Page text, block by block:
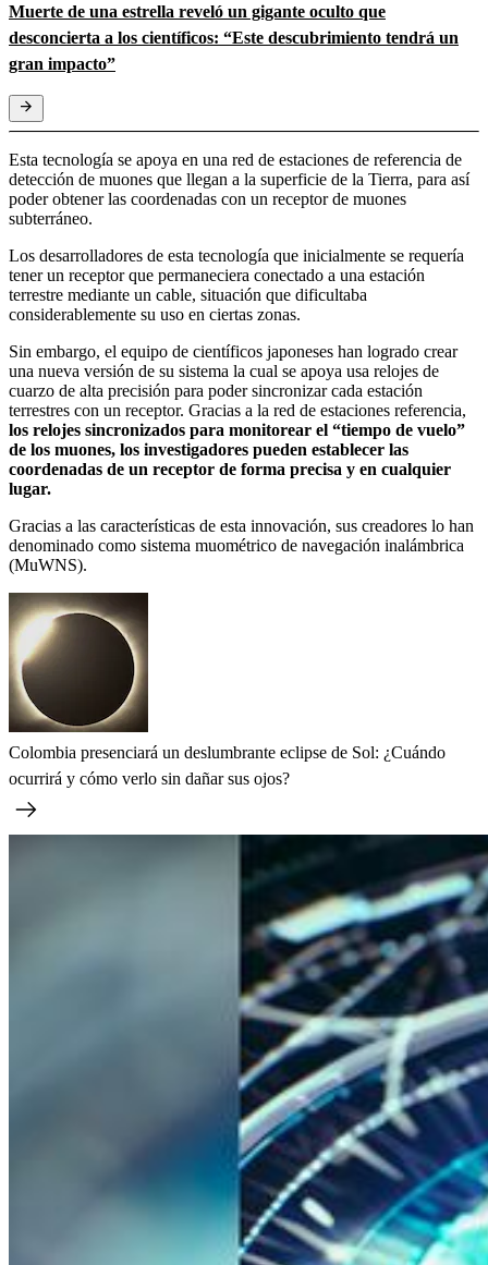
Muerte de una estrella reveló un gigante oculto que
desconcierta a los científicos: “Este descubrimiento tendrá un
gran impacto”
Esta tecnología se apoya en una red de estaciones de referencia de
detección de muones que llegan a la superficie de la Tierra, para así
poder obtener las coordenadas con un receptor de muones
subterráneo.
Los desarrolladores de esta tecnología que inicialmente se requería
tener un receptor que permaneciera conectado a una estación
terrestre mediante un cable, situación que dificultaba
considerablemente su uso en ciertas zonas.
Sin embargo, el equipo de científicos japoneses han logrado crear
una nueva versión de su sistema la cual se apoya usa relojes de
cuarzo de alta precisión para poder sincronizar cada estación
terrestres con un receptor. Gracias a la red de estaciones referencia,
los relojes sincronizados para monitorear el “tiempo de vuelo”
de los muones, los investigadores pueden establecer las
coordenadas de un receptor de forma precisa y en cualquier
lugar.
Gracias a las características de esta innovación, sus creadores lo han
denominado como sistema muométrico de navegación inalámbrica
(MuWNS).
Colombia presenciará un deslumbrante eclipse de Sol: ¿Cuándo
ocurrirá y cómo verlo sin dañar sus ojos?